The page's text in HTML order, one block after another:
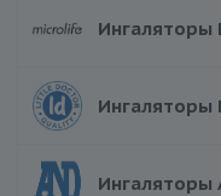
Ингаляторы
Ингаляторы